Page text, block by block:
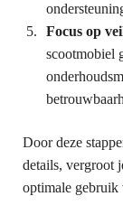
Focus op
scootmobiel
Door deze
details, vergroot
optimale gebruik